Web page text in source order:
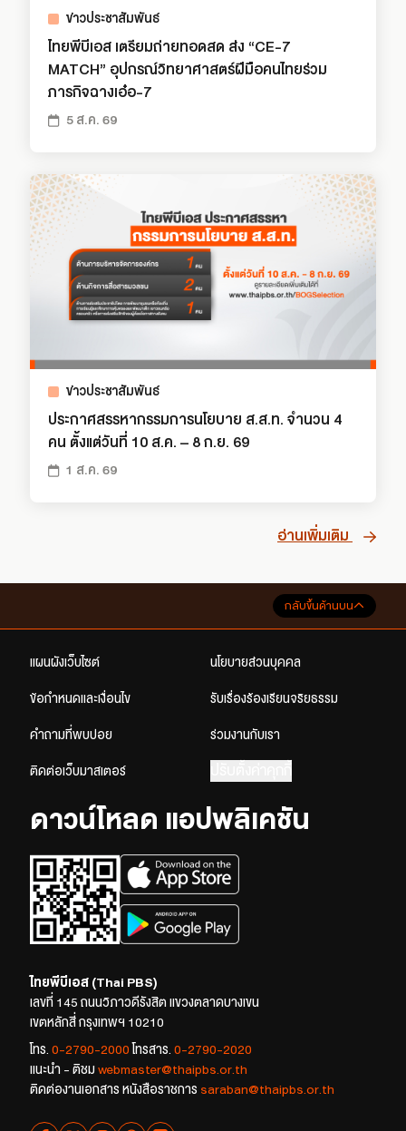
ข่าวประชาสัมพันธ์
ไทยพีบีเอส เตรียมถ่ายทอดสด ส่ง “CE-7
MATCH” อุปกรณ์วิทยาศาสตร์ฝีมือคนไทยร่วม
ภารกิจฉางเอ๋อ-7
5 ส.ค. 69
ข่าวประชาสัมพันธ์
ประกาศสรรหากรรมการนโยบาย ส.ส.ท. จำนวน 4
คน ตั้งแต่วันที่ 10 ส.ค. – 8 ก.ย. 69
1 ส.ค. 69
อ่านเพิ่มเติม
กลับขึ้นด้านบน
แผนผังเว็บไซต์ นโยบายส่วนบุคคล
ข้อกำหนดและเงื่อนไข รับเรื่องร้องเรียนจริยธรรม
คำถามที่พบบ่อย ร่วมงานกับเรา
ติดต่อเว็บมาสเตอร์
ดาวน์โหลด แอปพลิเคชัน
ไทยพีบีเอส (Thai PBS)
เลขที่ 145 ถนนวิภาวดีรังสิต แขวงตลาดบางเขน
เขตหลักสี่ กรุงเทพฯ 10210
โทร. 0-2790-2000 โทรสาร. 0-2790-2020
แนะนำ - ติชม webmaster@thaipbs.or.th
ติดต่องานเอกสาร หนังสือราชการ saraban@thaipbs.or.th